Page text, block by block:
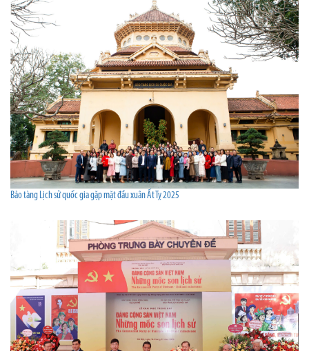
Bảo tàng Lịch sử quốc gia gặp mặt đầu xuân Ất Tỵ 2025